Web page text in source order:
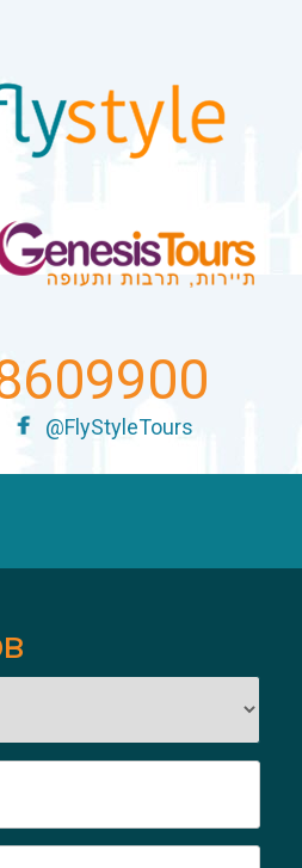
@FlyStyleTours